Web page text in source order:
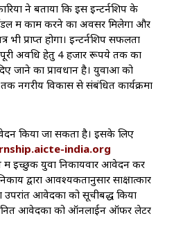
ने बताया कि इस इन्टर्नशिप के
में काम करने का अवसर मिलेगा और
भी प्राप्त होगा। इन्टर्नशिप सफलता
अवधि हेतु 4 हजार रूपये तक का
जाने का प्रावधान है। युवाओं को
नगरीय विकास से संबंधित कार्यक्रमों
किया जा सकता है। इसके लिए
india.org
इच्छुक युवा निकायवार आवेदन कर
द्वारा आवश्यकतानुसार साक्षात्कार
उपरांत आवेदकों को सूचीबद्ध किया
आवेदकों को ऑनलाईन ऑफर लेटर